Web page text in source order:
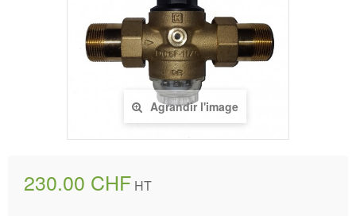
Agrandir l'image
230.00 CHF HT